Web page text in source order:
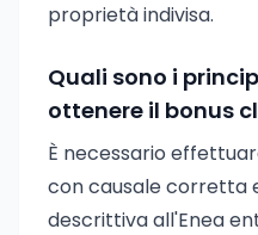
proprietà indivisa.
Quali sono i
ottenere il bonus
È necessario
con causale corretta
descrittiva all'Enea